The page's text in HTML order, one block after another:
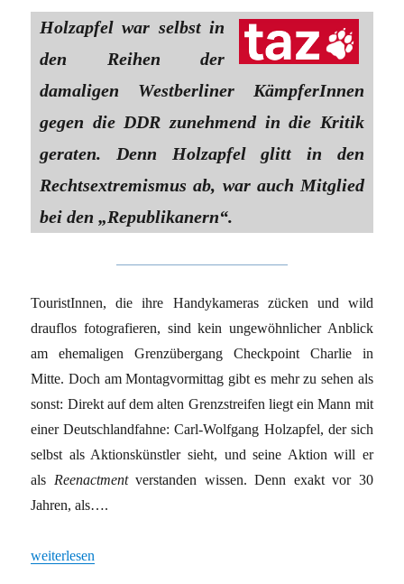
Holzapfel war selbst in
den Reihen der
damaligen Westberliner KämpferInnen
gegen die DDR zunehmend in die Kritik
geraten. Denn Holzapfel glitt in den
Rechtsextremismus ab, war auch Mitglied
bei den „Republikanern“.
TouristInnen, die ihre Handykameras zücken und wild
drauflos fotografieren, sind kein ungewöhnlicher Anblick
am ehemaligen Grenzübergang Checkpoint Charlie in
Mitte. Doch am Montagvormittag gibt es mehr zu sehen als
sonst: Direkt auf dem alten Grenzstreifen liegt ein Mann mit
einer Deutschlandfahne: Carl-Wolfgang Holzapfel, der sich
selbst als Aktionskünstler sieht, und seine Aktion will er
als Reenactmentverstanden wissen. Denn exakt vor 30
Jahren, als….
„Eine ziemlich gestrige Veranstaltung“
weiterlesen